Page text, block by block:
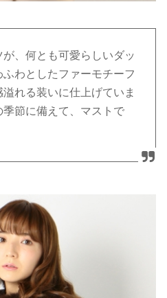
、何とも可愛らしいダッ
わとしたファーモチーフ
れる装いに仕上げていま
節に備えて、マストで